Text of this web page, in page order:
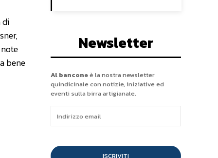
di
bene
Newsletter
Al banconeè la nostra newsletter
quindicinale con notizie, iniziative ed
eventi sulla birra artigianale.
ISCRIVITI